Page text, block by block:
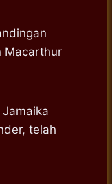
Macarthur
telah